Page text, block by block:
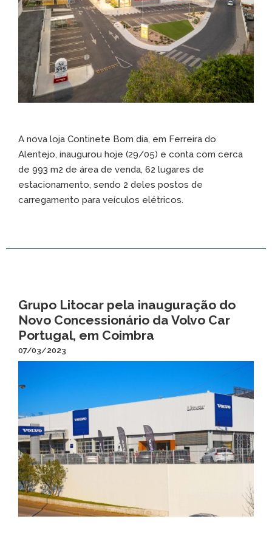
A nova loja Continete Bom dia, em Ferreira do
Alentejo, inaugurou hoje (29/05) e conta com cerca
de 993 m2 de área de venda, 62 lugares de
estacionamento, sendo 2 deles postos de
carregamento para veículos elétricos.
Grupo Litocar pela inauguração do
Novo Concessionário da Volvo Car
Portugal, em Coimbra
07/03/2023